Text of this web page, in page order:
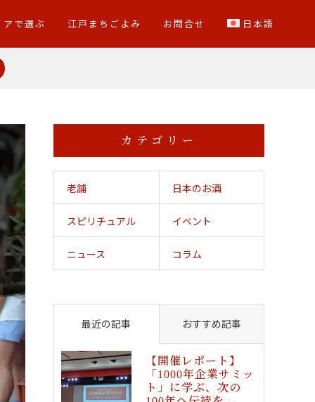
アで選ぶ 江戸まちごよみ お問合せ 日本語
カテゴリー
老舗 日本のお酒
スピリチュアル イベント
ニュース コラム
最近の記事 おすすめ記事
【開催レポート】
「1000年企業サミッ
ト」に学ぶ、次の